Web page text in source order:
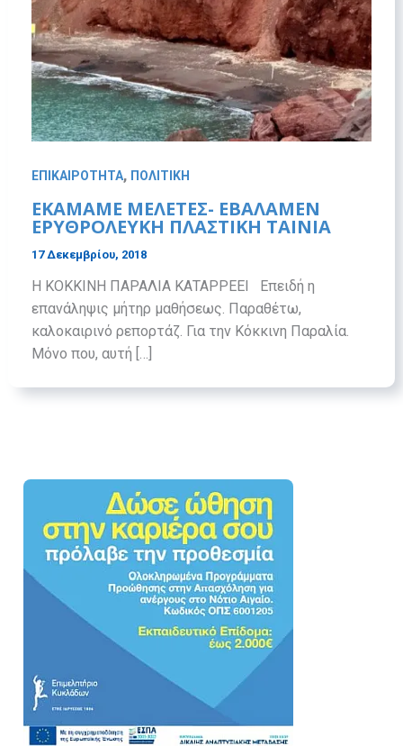
ΕΠΙΚΑΙΡΟΤΗΤΑ, ΠΟΛΙΤΙΚΗ
ΕΚΑΜΑΜΕ ΜΕΛΕΤΕΣ- ΕΒΑΛΑΜΕΝ
ΕΡΥΘΡΟΛΕΥΚΗ ΠΛΑΣΤΙΚΗ ΤΑΙΝΙΑ
17 Δεκεμβρίου, 2018
Η ΚΟΚΚΙΝΗ ΠΑΡΑΛΙΑ ΚΑΤΑΡΡΕΕΙ Επειδή η
επανάληψις μήτηρ μαθήσεως. Παραθέτω,
καλοκαιρινό ρεπορτάζ. Για την Κόκκινη Παραλία.
Μόνο που, αυτή […]